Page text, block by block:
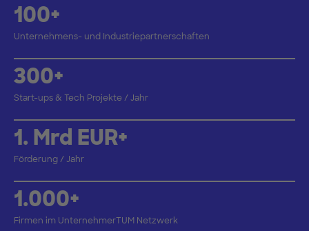
100+
Unternehmens- und Industriepartnerschaften
300+
Start-ups & Tech Projekte / Jahr
1. Mrd EUR+
Förderung / Jahr
1.000+
Firmen im UnternehmerTUM Netzwerk